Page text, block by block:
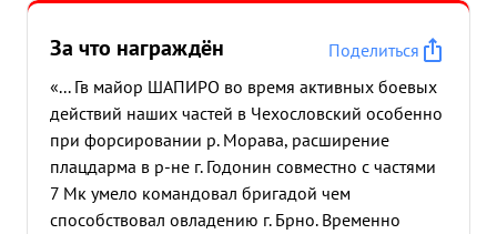
За что награждён
Поделиться
«... Гв майор ШАПИРО во время активных боевых
действий наших частей в Чехословский особенно
при форсировании р. Морава, расширение
плацдарма в р-не г. Годонин совместно с частями
7 Мк умело командовал бригадой чем
способствовал овладению г. Брно. Временно